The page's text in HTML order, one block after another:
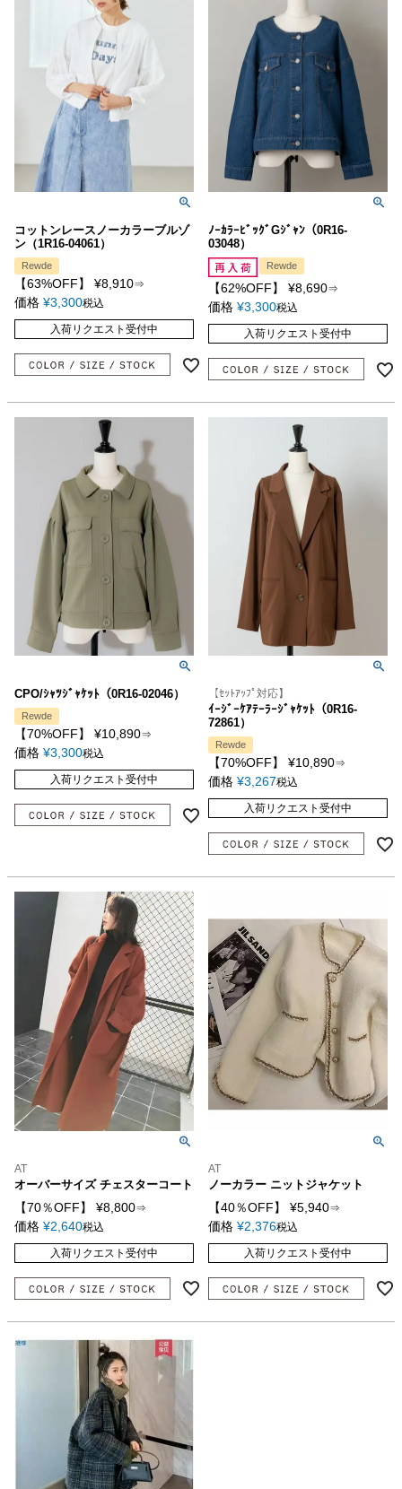
コットンレースノーカラーブルゾ
ン（1R16-04061）
Rewde
【63%OFF】 ¥8,910⇒
価格 ¥3,300税込
入荷リクエスト受付中
ﾉｰｶﾗｰﾋﾞｯｸﾞGｼﾞｬﾝ（0R16-
03048）
Rewde
【62%OFF】 ¥8,690⇒
価格 ¥3,300税込
入荷リクエスト受付中
CPO/ｼｬﾂｼﾞｬｹｯﾄ（0R16-02046）
Rewde
【70%OFF】 ¥10,890⇒
価格 ¥3,300税込
入荷リクエスト受付中
【ｾｯﾄｱｯﾌﾟ対応】
ｲｰｼﾞｰｹｱﾃｰﾗｰｼﾞｬｹｯﾄ（0R16-
72861）
Rewde
【70%OFF】 ¥10,890⇒
価格 ¥3,267税込
入荷リクエスト受付中
AT
オーバーサイズ チェスターコート
【70％OFF】 ¥8,800⇒
価格 ¥2,640税込
入荷リクエスト受付中
AT
ノーカラー ニットジャケット
【40％OFF】 ¥5,940⇒
価格 ¥2,376税込
入荷リクエスト受付中